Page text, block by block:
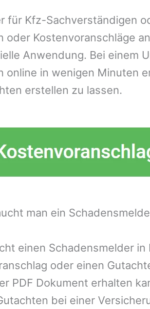
für Kfz-Sachverständigen
oder Kostenvoranschläge
Anwendung. Bei einem
online in wenigen Minuten
erstellen zu lassen.
man ein
einen Schadensmelder
oder einen
PDF Dokument erhalten
bei einer